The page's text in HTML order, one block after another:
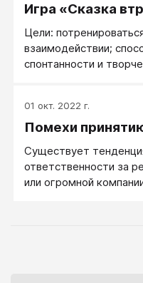
Игра «Сказка
Цели:
взаимодействии;
спонтанности и
зажимов, сократить
01 окт. 2022 г.
Помехи
Существует
ответственности за
или огромной